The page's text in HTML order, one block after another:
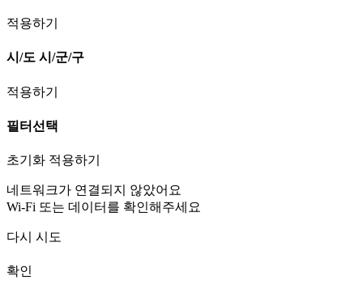
적용하기
시/도 시/군/구
적용하기
필터선택
초기화 적용하기
네트워크가 연결되지 않았어요
Wi-Fi 또는 데이터를 확인해주세요
다시 시도
확인